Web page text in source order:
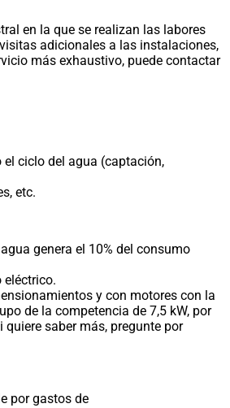
en la que se realizan las labores
adicionales a las instalaciones,
más exhaustivo, puede contactar
ciclo del agua (captación,
etc.
genera el 10% del consumo
eléctrico.
y con motores con la
de la competencia de 7,5 kW, por
saber más, pregunte por
por gastos de